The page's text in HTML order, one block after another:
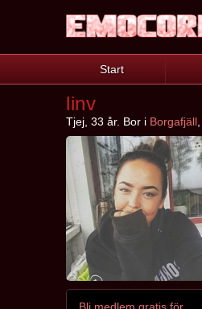
Start
linv
Tjej, 33 år. Bor i Borgafjäll